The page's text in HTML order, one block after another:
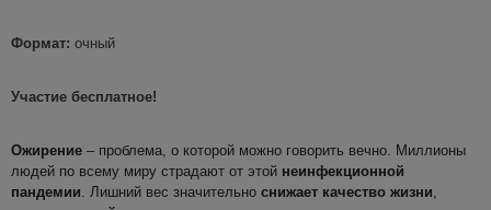
Формат: очный
Участие бесплатное!
Ожирение – проблема, о которой можно говорить вечно. Миллионы
людей по всему миру страдают от этой неинфекционной
пандемии. Лишний вес значительно снижает качество жизни,